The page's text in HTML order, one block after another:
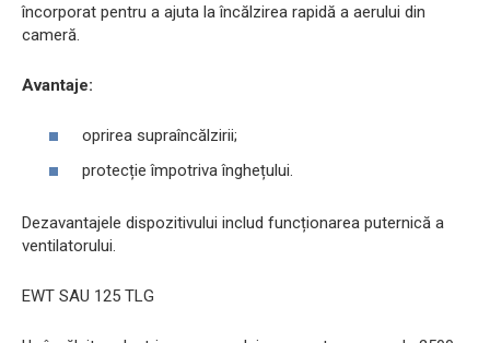
încorporat pentru a ajuta la încălzirea rapidă a aerului din
cameră.
Avantaje:
oprirea supraîncălzirii;
protecție împotriva înghețului.
Dezavantajele dispozitivului includ funcționarea puternică a
ventilatorului.
EWT SAU 125 TLG